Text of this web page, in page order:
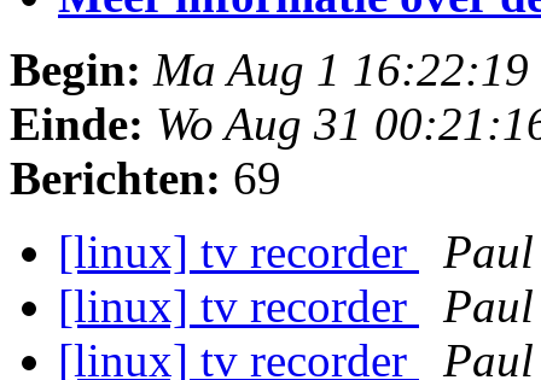
Begin: Ma Aug 1 16:22:19
Einde: Wo Aug 31
Berichten: 69
[linux] tv recorder
Paul
[linux] tv recorder
Paul
[linux] tv recorder